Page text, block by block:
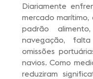
Diariamente
mercado
padrão
navegação,
omissões
navios. Como
reduziram